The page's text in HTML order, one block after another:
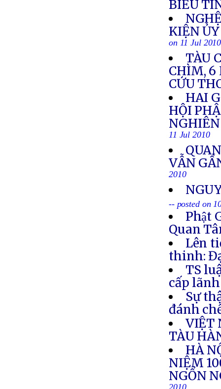
BIỂU
KIỆN
on 11 Jul 2010
TÀU
CHÌM, 6
CỨU
HAI
HỘI
11 Jul 2010
VẪN
2010
-- posted on
Phật
Quan
Lên
thinh:
TS
cấp
Sự
đánh
VIỆT
TÀU
HÀ
NIỆM
NGỔN